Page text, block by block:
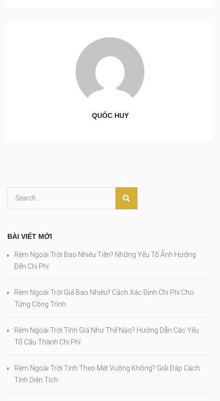
QUỐC HUY
BÀI VIẾT MỚI
Rèm Ngoài Trời Bao Nhiêu Tiền? Những Yếu Tố Ảnh Hưởng
Đến Chi Phí
Rèm Ngoài Trời Giá Bao Nhiêu? Cách Xác Định Chi Phí Cho
Từng Công Trình
Rèm Ngoài Trời Tính Giá Như Thế Nào? Hướng Dẫn Các Yếu
Tố Cấu Thành Chi Phí
Rèm Ngoài Trời Tính Theo Mét Vuông Không? Giải Đáp Cách
Tính Diện Tích